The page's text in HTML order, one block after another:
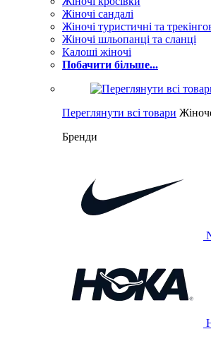
Жіночі сандалі
Жіночі туристичні та
Жіночі шльопанці та сланці
Калоші жіночі
Побачити більше...
Переглянути всі товари
Бренди